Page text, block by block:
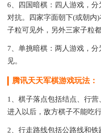
6、四国暗棋：四人游戏，
对抗。四家字面朝下(或朝内
子粒可见外，另外三家子粒都
7、单挑暗棋：两人游戏，
见。
腾讯天天军棋游戏玩法：
1、棋子落点包括结点、行营
进入以后，敌方棋子不能吃
2、行走路线包括公路线和